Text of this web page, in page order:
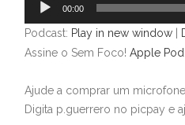
00:00
Podcast: Play in new window
Assine o Sem Foco! Apple
Ajude a comprar um
Digita p.guerrero no picpay e